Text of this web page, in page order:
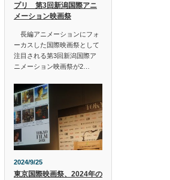
プリ 第3回新潟国際アニ
メーション映画祭
長編アニメーションにフォ
ーカスした国際映画祭として
注目される第3回新潟国際ア
ニメーション映画祭が2…
2024/9/25
東京国際映画祭、2024年の